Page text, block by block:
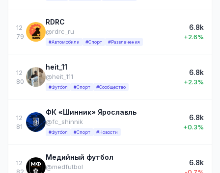
12
79
RDRC
@rdrc_ru
#Автомобили #Спорт #Развлечения
6.8k
+2.6%
12
80
heit_11
@heit_111
#Футбол #Спорт #Сообщество
6.8k
+2.3%
12
81
ФК «Шинник» Ярославль
@fc_shinnik
#Футбол #Спорт #Новости
6.8k
+0.3%
12
82
Медийный футбол
@medfutbol
6.8k